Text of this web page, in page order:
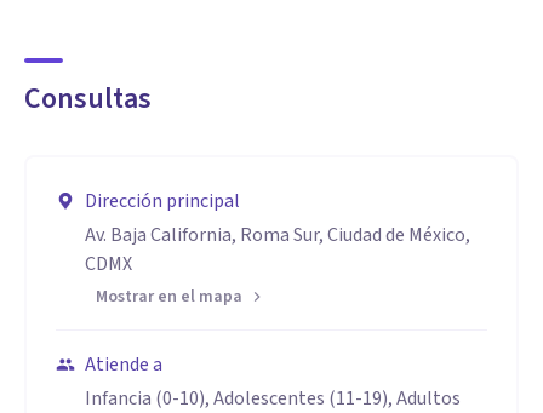
Consultas
Dirección principal
Av. Baja California, Roma Sur, Ciudad de México,
CDMX
Mostrar en el mapa
Atiende a
Infancia (0-10), Adolescentes (11-19), Adultos